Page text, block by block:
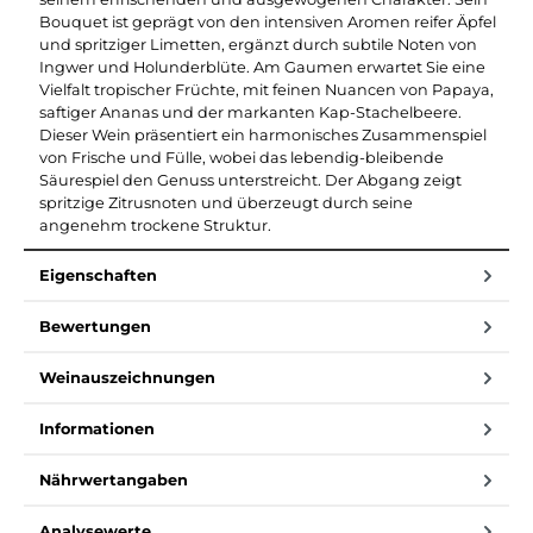
Bouquet ist geprägt von den intensiven Aromen reifer Äpfel
und spritziger Limetten, ergänzt durch subtile Noten von
Ingwer und Holunderblüte. Am Gaumen erwartet Sie eine
Vielfalt tropischer Früchte, mit feinen Nuancen von Papaya,
saftiger Ananas und der markanten Kap-Stachelbeere.
Dieser Wein präsentiert ein harmonisches Zusammenspiel
von Frische und Fülle, wobei das lebendig-bleibende
Säurespiel den Genuss unterstreicht. Der Abgang zeigt
spritzige Zitrusnoten und überzeugt durch seine
angenehm trockene Struktur.
Eigenschaften
Bewertungen
Weinauszeichnungen
Informationen
Nährwertangaben